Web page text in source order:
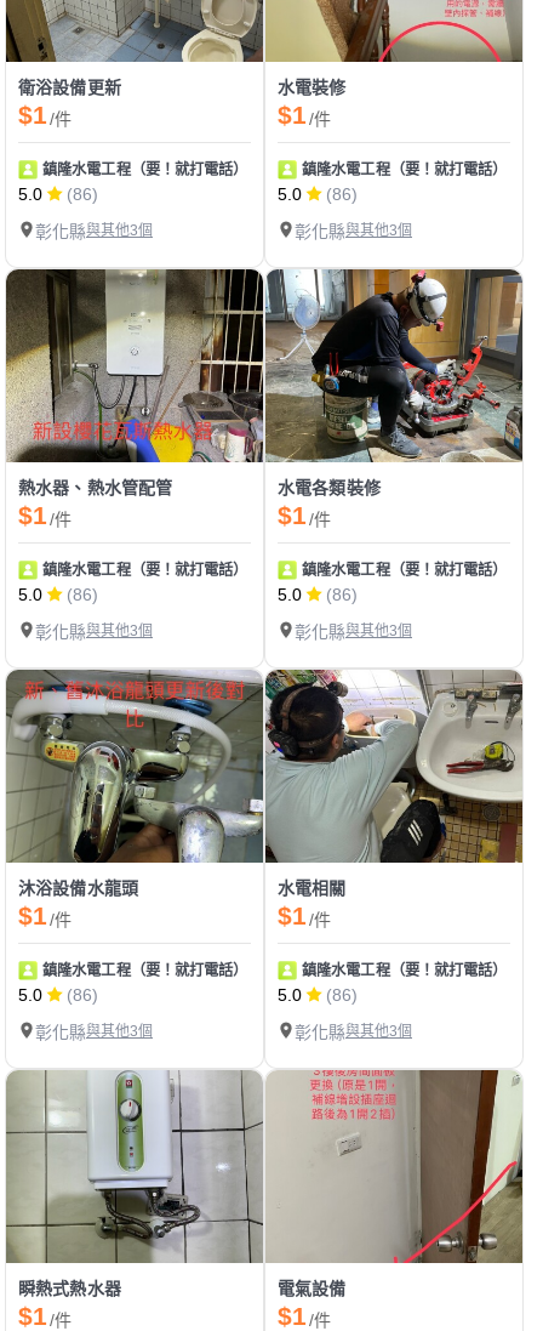
衛浴設備更新
$1/件
鎮隆水電工程（要！就打電話）
5.0
(86)
彰化縣與其他3個
水電裝修
$1/件
鎮隆水電工程（要！就打電話）
5.0
(86)
彰化縣與其他3個
熱水器、熱水管配管
$1/件
鎮隆水電工程（要！就打電話）
5.0
(86)
彰化縣與其他3個
水電各類裝修
$1/件
鎮隆水電工程（要！就打電話）
5.0
(86)
彰化縣與其他3個
沐浴設備水龍頭
$1/件
鎮隆水電工程（要！就打電話）
5.0
(86)
彰化縣與其他3個
水電相關
$1/件
鎮隆水電工程（要！就打電話）
5.0
(86)
彰化縣與其他3個
瞬熱式熱水器
$1/件
電氣設備
$1/件